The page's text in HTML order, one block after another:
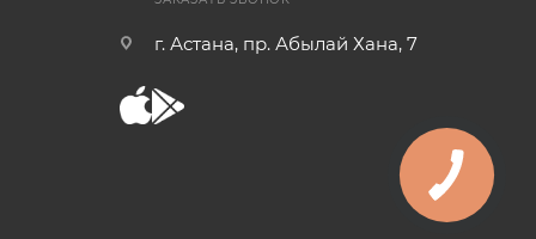
г. Астана, пр. Абылай Хана, 7